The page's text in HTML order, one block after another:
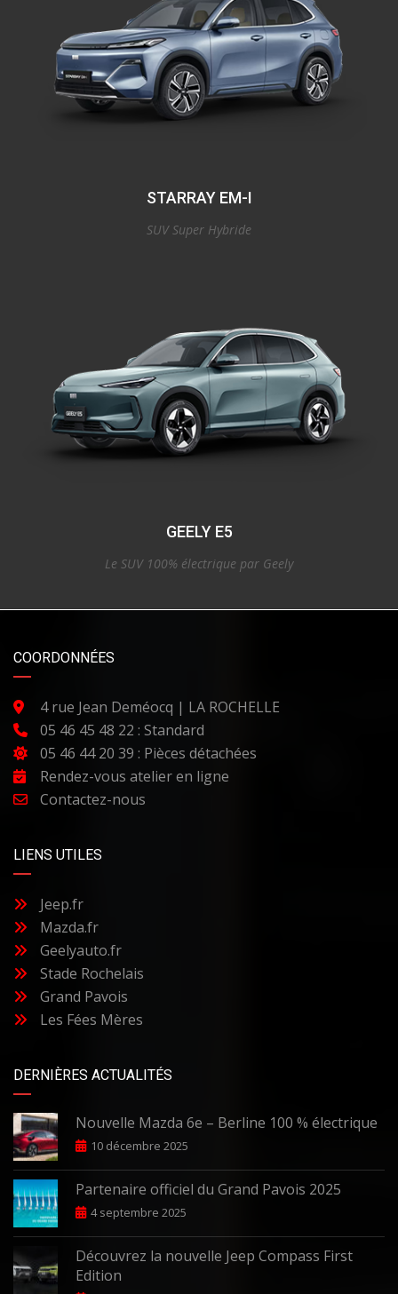
STARRAY EM-I
SUV Super Hybride
GEELY E5
Le SUV 100% électrique par Geely
COORDONNÉES
4 rue Jean Deméocq | LA ROCHELLE
05 46 45 48 22 : Standard
05 46 44 20 39 : Pièces détachées
Rendez-vous atelier en ligne
Contactez-nous
LIENS UTILES
Jeep.fr
Mazda.fr
Geelyauto.fr
Stade Rochelais
Grand Pavois
Les Fées Mères
DERNIÈRES ACTUALITÉS
Nouvelle Mazda 6e – Berline 100 % électrique
10 décembre 2025
Partenaire officiel du Grand Pavois 2025
4 septembre 2025
Découvrez la nouvelle Jeep Compass First
Edition